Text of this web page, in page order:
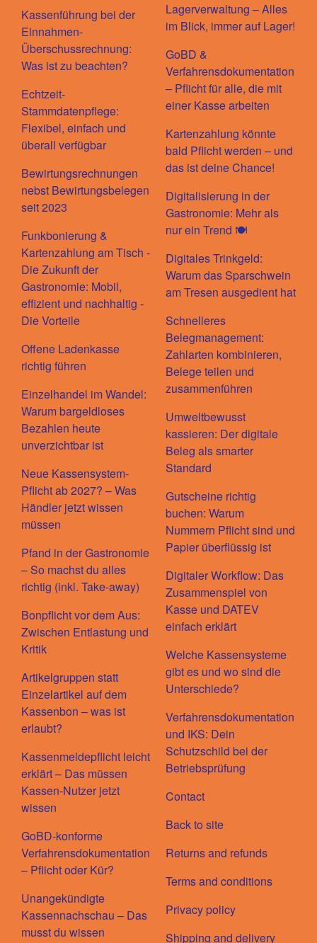
Kassenführung bei der
Einnahmen-
Überschussrechnung:
Was ist zu beachten?
Echtzeit-
Stammdatenpflege:
Flexibel, einfach und
überall verfügbar
Bewirtungsrechnungen
nebst Bewirtungsbelegen
seit 2023
Funkbonierung &
Kartenzahlung am Tisch -
Die Zukunft der
Gastronomie: Mobil,
effizient und nachhaltig -
Die Vorteile
Offene Ladenkasse
richtig führen
Einzelhandel im Wandel:
Warum bargeldloses
Bezahlen heute
unverzichtbar ist
Neue Kassensystem-
Pflicht ab 2027? – Was
Händler jetzt wissen
müssen
Pfand in der Gastronomie
– So machst du alles
richtig (inkl. Take-away)
Bonpflicht vor dem Aus:
Zwischen Entlastung und
Kritik
Artikelgruppen statt
Einzelartikel auf dem
Kassenbon – was ist
erlaubt?
Kassenmeldepflicht leicht
erklärt – Das müssen
Kassen-Nutzer jetzt
wissen
GoBD-konforme
Verfahrensdokumentation
– Pflicht oder Kür?
Unangekündigte
Kassennachschau – Das
musst du wissen
Lagerverwaltung – Alles
im Blick, immer auf Lager!
GoBD &
Verfahrensdokumentation
– Pflicht für alle, die mit
einer Kasse arbeiten
Kartenzahlung könnte
bald Pflicht werden – und
das ist deine Chance!
Digitalisierung in der
Gastronomie: Mehr als
nur ein Trend 🍽️
Digitales Trinkgeld:
Warum das Sparschwein
am Tresen ausgedient hat
Schnelleres
Belegmanagement:
Zahlarten kombinieren,
Belege teilen und
zusammenführen
Umweltbewusst
kassieren: Der digitale
Beleg als smarter
Standard
Gutscheine richtig
buchen: Warum
Nummern Pflicht sind und
Papier überflüssig ist
Digitaler Workflow: Das
Zusammenspiel von
Kasse und DATEV
einfach erklärt
Welche Kassensysteme
gibt es und wo sind die
Unterschiede?
Verfahrensdokumentation
und IKS: Dein
Schutzschild bei der
Betriebsprüfung
Contact
Back to site
Returns and refunds
Terms and conditions
Privacy policy
Shipping and delivery